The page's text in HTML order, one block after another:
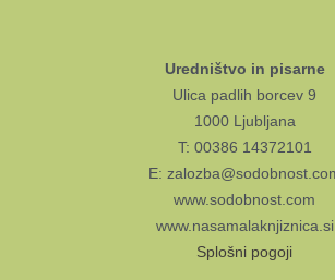
Uredništvo in pisarne
Ulica padlih borcev 9
1000 Ljubljana
T: 00386 14372101
E:
www.sodobnost.com
www.nasamalaknjiznica.si
Splošni pogoji